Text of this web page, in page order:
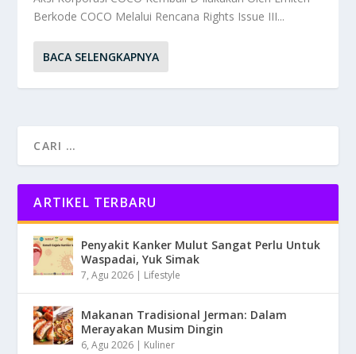
Berkode COCO Melalui Rencana Rights Issue III...
BACA SELENGKAPNYA
ARTIKEL TERBARU
Penyakit Kanker Mulut Sangat Perlu Untuk
Waspadai, Yuk Simak
7, Agu 2026 | Lifestyle
Makanan Tradisional Jerman: Dalam
Merayakan Musim Dingin
6, Agu 2026 | Kuliner